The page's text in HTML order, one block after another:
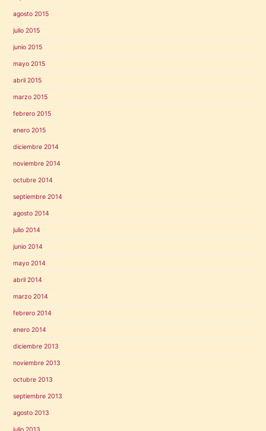
agosto 2015
julio 2015
junio 2015
mayo 2015
abril 2015
marzo 2015
febrero 2015
enero 2015
diciembre 2014
noviembre 2014
octubre 2014
septiembre 2014
agosto 2014
julio 2014
junio 2014
mayo 2014
abril 2014
marzo 2014
febrero 2014
enero 2014
diciembre 2013
noviembre 2013
octubre 2013
septiembre 2013
agosto 2013